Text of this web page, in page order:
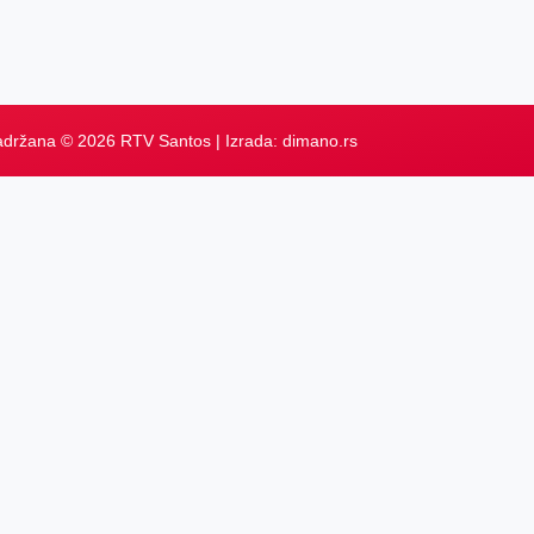
© 2026 RTV Santos | Izrada: dimano.rs